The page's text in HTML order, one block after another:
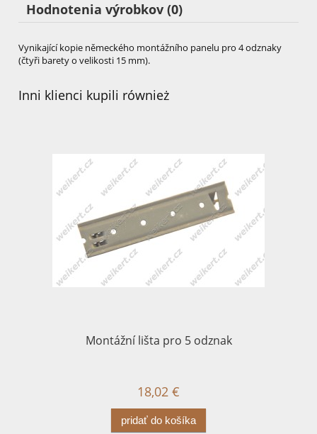
Hodnotenia výrobkov (0)
Vynikající kopie německého montážního panelu pro 4 odznaky
(čtyři barety o velikosti 15 mm).
Inni klienci kupili również
Montážní lišta pro 5 odznak
18,02 €
pridať do košíka